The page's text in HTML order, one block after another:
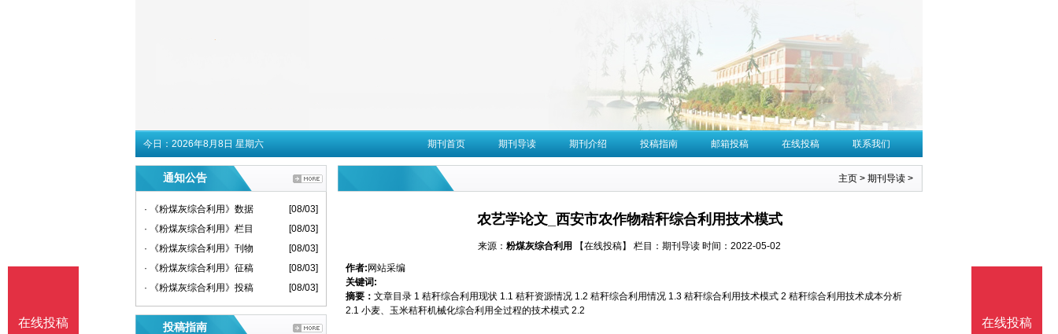
今日： 2026年8月8日 星期六 期刊首页 期刊导读 期刊介绍 投稿指南 邮箱投稿 在线投稿 联系我们
通知公告
· 《粉煤灰综合利用》数据
[08/03]
· 《粉煤灰综合利用》栏目
[08/03]
· 《粉煤灰综合利用》刊物
[08/03]
· 《粉煤灰综合利用》征稿
[08/03]
· 《粉煤灰综合利用》投稿
[08/03]
投稿指南
主页 > 期刊导读 >
农艺学论文_西安市农作物秸秆综合利用技术模式
来源： 粉煤灰综合利用 【在线投稿】 栏目： 期刊导读 时间：2022-05-02
作者: 网站采编
关键词:
摘要： 文章目录 1 秸秆综合利用现状 1.1 秸秆资源情况 1.2 秸秆综合利用情况 1.3 秸秆综合利用技术模式 2 秸秆综合利用技术成本分析
2.1 小麦、玉米秸秆机械化综合利用全过程的技术模式 2.2
在线投稿
在线投稿